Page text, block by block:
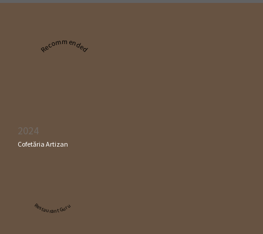
Recommended
2024
Cofetăria Artizan
Restaurant Guru